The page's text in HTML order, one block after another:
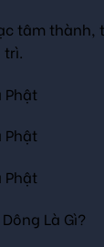
tâm thành,
trì.
Phật
Phật
Phật
Là Gì?